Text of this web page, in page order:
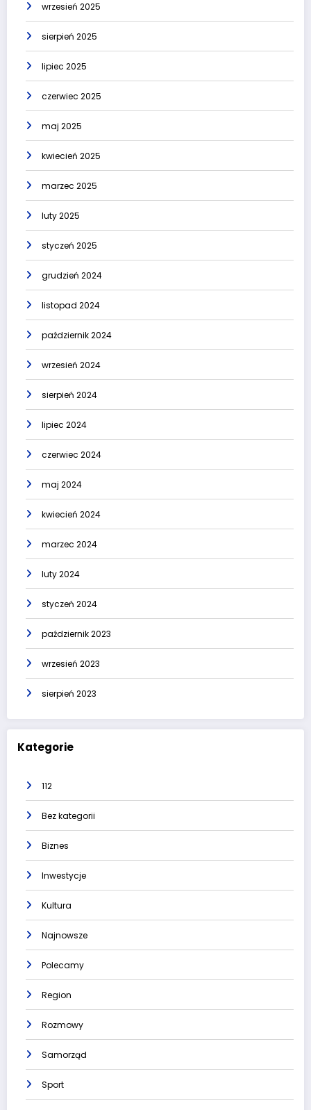
wrzesień 2025
sierpień 2025
lipiec 2025
czerwiec 2025
maj 2025
kwiecień 2025
marzec 2025
luty 2025
styczeń 2025
grudzień 2024
listopad 2024
październik 2024
wrzesień 2024
sierpień 2024
lipiec 2024
czerwiec 2024
maj 2024
kwiecień 2024
marzec 2024
luty 2024
styczeń 2024
październik 2023
wrzesień 2023
sierpień 2023
Kategorie
112
Bez kategorii
Biznes
Inwestycje
Kultura
Najnowsze
Polecamy
Region
Rozmowy
Samorząd
Sport